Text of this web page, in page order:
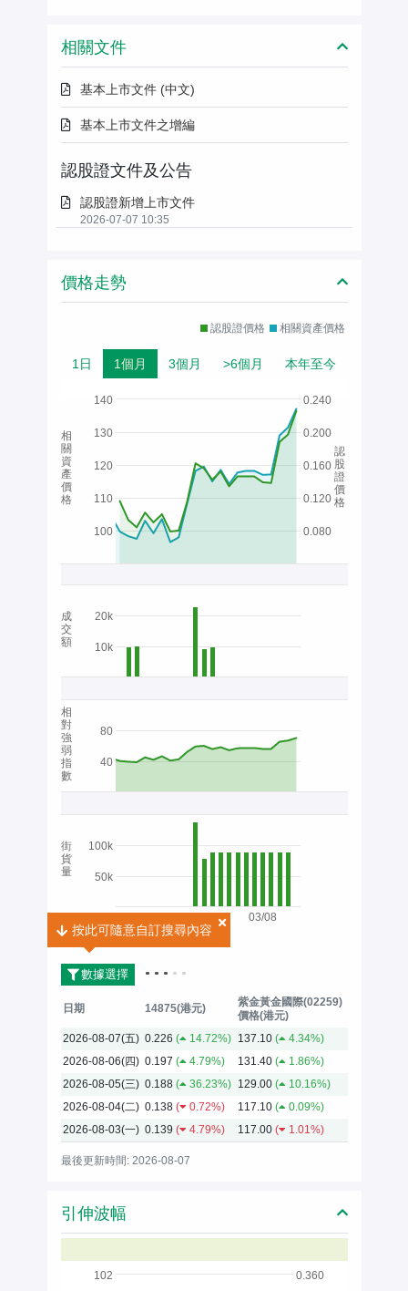
相關文件
基本上市文件 (中文)
基本上市文件之增編
認股證文件及公告
認股證新增上市文件
2026-07-07 10:35
價格走勢
認股證價格 相關資產價格
1日 1個月 3個月 >6個月 本年至今
03/08
120
100
110
130
140
0.080
0.120
0.160
0.200
0.240
10k
20k
40
80
50k
100k
2026
相
關
資
產
價
格
認
股
證
價
格
成
交
額
相
對
強
弱
指
數
街
貨
量
數據選擇
按此可隨意自訂搜尋內容
按此可隨意自訂搜尋內容
日期 14875(港元)
紫金黃金國際(02259)
價格(港元)
2026-08-07(五) 0.226 ( 14.72%) 137.10 (
4.34%)
2026-08-06(四) 0.197 ( 4.79%) 131.40 (
1.86%)
2026-08-05(三) 0.188 ( 36.23%) 129.00 (
10.16%)
2026-08-04(二) 0.138 ( 0.72%) 117.10 (
0.09%)
2026-08-03(一) 0.139 ( 4.79%) 117.00 ( 1.01%)
最後更新時間: 2026-08-07
引伸波幅
102 0.360